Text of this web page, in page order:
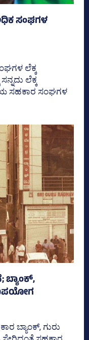
ಸಂಘಗಳ
ಲೆಕ್ಕ
ಲೆಕ್ಕ
ಸಹಕಾರ ಸಂಘಗಳ
ಬ್ಯಾಂಕ್‌,
ಬ್ಯಾಂಕ್‌, ಗುರು